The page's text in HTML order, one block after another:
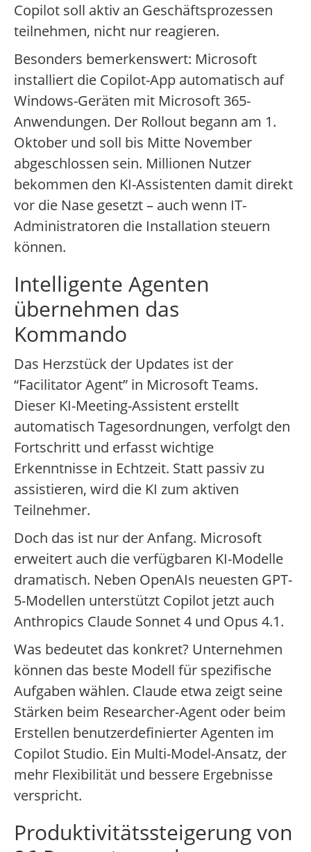
Copilot soll aktiv an Geschäftsprozessen
teilnehmen, nicht nur reagieren.
Besonders bemerkenswert: Microsoft
installiert die Copilot-App automatisch auf
Windows-Geräten mit Microsoft 365-
Anwendungen. Der Rollout begann am 1.
Oktober und soll bis Mitte November
abgeschlossen sein. Millionen Nutzer
bekommen den KI-Assistenten damit direkt
vor die Nase gesetzt – auch wenn IT-
Administratoren die Installation steuern
können.
Intelligente Agenten
übernehmen das
Kommando
Das Herzstück der Updates ist der
“Facilitator Agent” in Microsoft Teams.
Dieser KI-Meeting-Assistent erstellt
automatisch Tagesordnungen, verfolgt den
Fortschritt und erfasst wichtige
Erkenntnisse in Echtzeit. Statt passiv zu
assistieren, wird die KI zum aktiven
Teilnehmer.
Doch das ist nur der Anfang. Microsoft
erweitert auch die verfügbaren KI-Modelle
dramatisch. Neben OpenAIs neuesten GPT-
5-Modellen unterstützt Copilot jetzt auch
Anthropics Claude Sonnet 4 und Opus 4.1.
Was bedeutet das konkret? Unternehmen
können das beste Modell für spezifische
Aufgaben wählen. Claude etwa zeigt seine
Stärken beim Researcher-Agent oder beim
Erstellen benutzerdefinierter Agenten im
Copilot Studio. Ein Multi-Model-Ansatz, der
mehr Flexibilität und bessere Ergebnisse
verspricht.
Produktivitätssteigerung von